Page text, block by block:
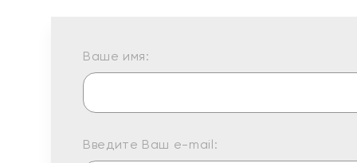
Ваше имя:
Введите Ваш e-mail: